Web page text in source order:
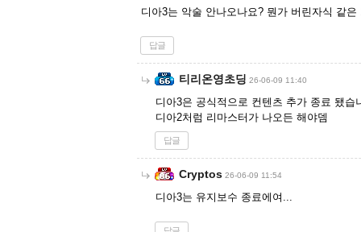
디아3는 악술 안나오나요? 뭔가 버린자식 같은
답글
티리온영초딩 26-06-09 11:40
디아3은 공식적으로 컨텐츠 추가 종료 됐습
디아2처럼 리마스터가 나오든 해야뎀
답글
Cryptos 26-06-09 11:54
디아3는 유지보수 종료에여...